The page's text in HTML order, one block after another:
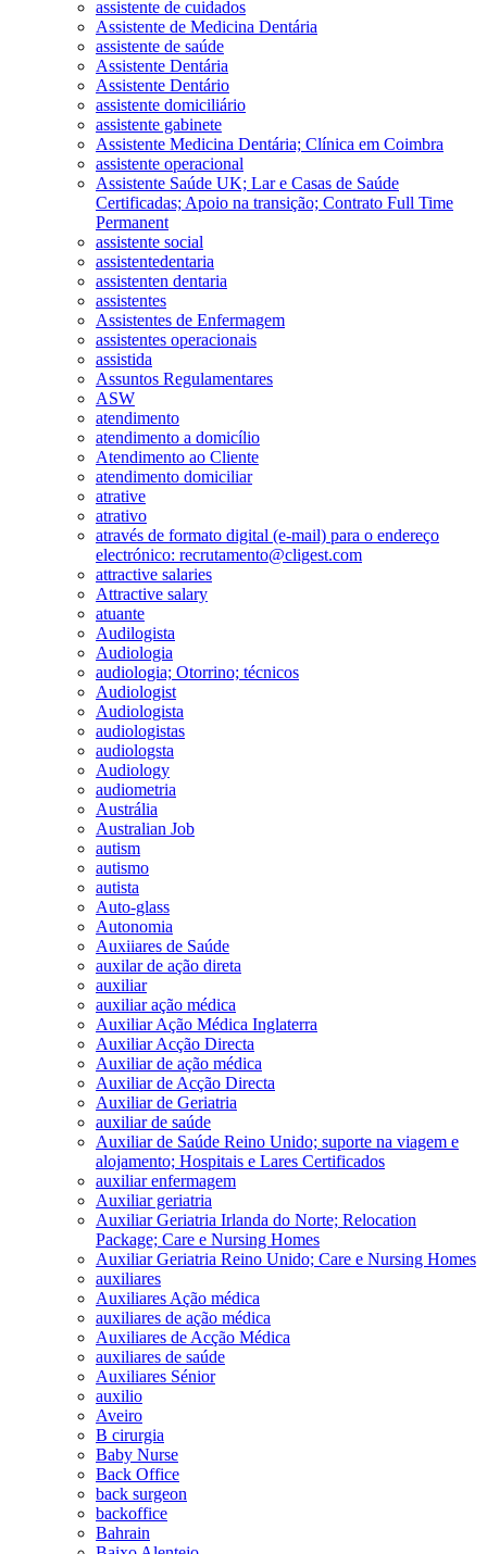
assistente de cuidados
Assistente de Medicina Dentária
assistente de saúde
Assistente Dentária
Assistente Dentário
assistente domiciliário
assistente gabinete
Assistente Medicina Dentária; Clínica em Coimbra
assistente operacional
Assistente Saúde UK; Lar e Casas de Saúde
Certificadas; Apoio na transição; Contrato Full Time
Permanent
assistente social
assistentedentaria
assistenten dentaria
assistentes
Assistentes de Enfermagem
assistentes operacionais
assistida
Assuntos Regulamentares
ASW
atendimento
atendimento a domicílio
Atendimento ao Cliente
atendimento domiciliar
atrative
atrativo
através de formato digital (e-mail) para o endereço
electrónico: recrutamento@cligest.com
attractive salaries
Attractive salary
atuante
Audilogista
Audiologia
audiologia; Otorrino; técnicos
Audiologist
Audiologista
audiologistas
audiologsta
Audiology
audiometria
Austrália
Australian Job
autism
autismo
autista
Auto-glass
Autonomia
Auxiiares de Saúde
auxilar de ação direta
auxiliar
auxiliar ação médica
Auxiliar Ação Médica Inglaterra
Auxiliar Acção Directa
Auxiliar de ação médica
Auxiliar de Acção Directa
Auxiliar de Geriatria
auxiliar de saúde
Auxiliar de Saúde Reino Unido; suporte na viagem e
alojamento; Hospitais e Lares Certificados
auxiliar enfermagem
Auxiliar geriatria
Auxiliar Geriatria Irlanda do Norte; Relocation
Package; Care e Nursing Homes
Auxiliar Geriatria Reino Unido; Care e Nursing Homes
auxiliares
Auxiliares Ação médica
auxiliares de ação médica
Auxiliares de Acção Médica
auxiliares de saúde
Auxiliares Sénior
auxilio
Aveiro
B cirurgia
Baby Nurse
Back Office
back surgeon
backoffice
Bahrain